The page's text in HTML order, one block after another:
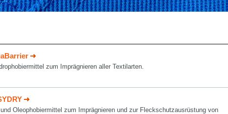
zum Imprägnieren aller Textilarten.
und Oleophobiermittel zum Imprägnieren und zur Fleckschutzausrüstung von